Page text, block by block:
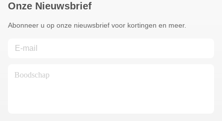
Onze Nieuwsbrief
Abonneer u op onze nieuwsbrief voor kortingen en meer.